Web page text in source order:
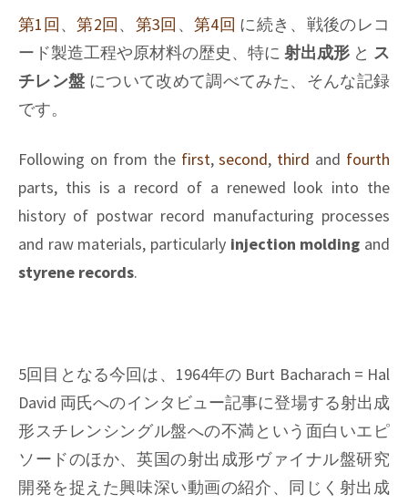
第1回、第2回、 第3回 、第4回 に続き、戦後のレコ
ード製造工程や原材料の歴史、特に 射出成形 と ス
チレン盤 について改めて調べてみた、そんな記録
です。
Following on from the first,second, third and fourth
parts, this is a record of a renewed look into the
history of postwar record manufacturing processes
and raw materials, particularly injection molding and
styrene records.
5回目となる今回は、1964年の Burt Bacharach = Hal
David 両氏へのインタビュー記事に登場する射出成
形スチレンシングル盤への不満という面白いエピ
ソードのほか、英国の射出成形ヴァイナル盤研究
開発を捉えた興味深い動画の紹介、同じく射出成